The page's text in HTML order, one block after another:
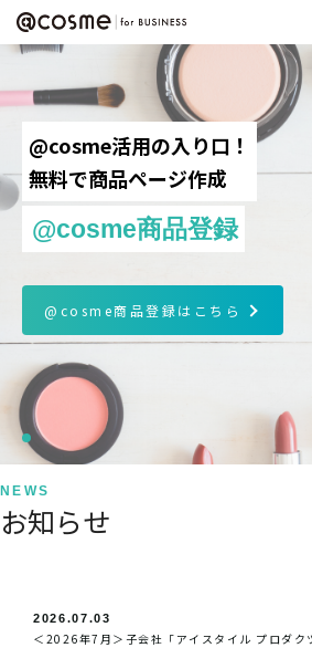
@cosme活用の入り口！
無料で商品ページ作成
@cosme商品登録
@cosme商品登録はこちら
NEWS
お知らせ
2026.07.03
＜2026年7月＞子会社「アイスタイル プロダク